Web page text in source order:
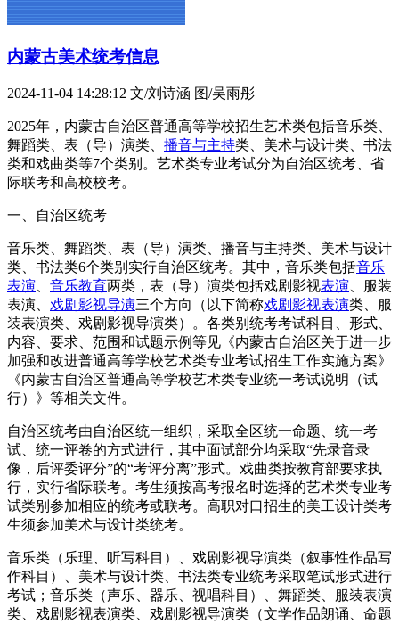
内蒙古美术统考信息
2024-11-04 14:28:12 文/刘诗涵 图/吴雨彤
2025年，内蒙古自治区普通高等学校招生艺术类包括音乐类、
舞蹈类、表（导）演类、 播音与主持类、美术与设计类、书法
类和戏曲类等7个类别。艺术类专业考试分为自治区统考、省
际联考和高校校考。
一、自治区统考
音乐类、舞蹈类、表（导）演类、播音与主持类、美术与设计
类、书法类6个类别实行自治区统考。其中，音乐类包括音乐
表演
音乐教育两类，表（导）演类包括戏剧影视表演 、服装
表演、 戏剧影视导演三个方向（以下简称戏剧影视表演类、服
装表演类、戏剧影视导演类）。各类别统考考试科目、形式、
内容、要求、范围和试题示例等见《内蒙古自治区关于进一步
加强和改进普通高等学校艺术类专业考试招生工作实施方案》
《内蒙古自治区普通高等学校艺术类专业统一考试说明（试
行）》等相关文件。
自治区统考由自治区统一组织，采取全区统一命题、统一考
试、统一评卷的方式进行，其中面试部分均采取“先录音录
像，后评委评分”的“考评分离”形式。戏曲类按教育部要求执
行，实行省际联考。考生须按高考报名时选择的艺术类专业考
试类别参加相应的统考或联考。高职对口招生的美工设计类考
生须参加美术与设计类统考。
音乐类（乐理、听写科目）、戏剧影视导演类（叙事性作品写
作科目）、美术与设计类、书法类专业统考采取笔试形式进行
考试；音乐类（声乐、器乐、视唱科目）、舞蹈类、服装表演
类、戏剧影视表演类、戏剧影视导演类（文学作品朗诵、命题